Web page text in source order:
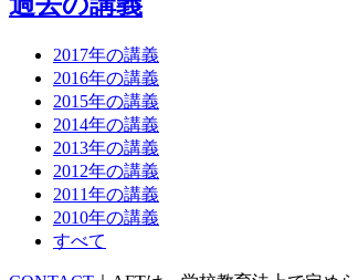
2017年の講義
2016年の講義
2015年の講義
2014年の講義
2013年の講義
2012年の講義
2011年の講義
2010年の講義
すべて